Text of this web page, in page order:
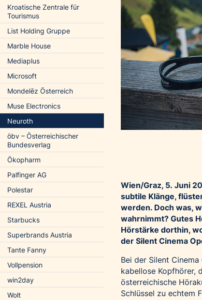
Kroatische Zentrale für
Tourismus
List Holding Gruppe
Marble House
Mediaplus
Microsoft
Mondelēz Österreich
Muse Electronics
Neuroth
öbv – Österreichischer
Bundesverlag
Ökopharm
Palfinger AG
Polestar
REXEL Austria
Starbucks
Superbrands Austria
Tante Fanny
Vollpension
win2day
Wolt
Wien/Graz, 5. Juni
subtile Klänge,
werden. Doch was,
wahrnimmt? Gutes
Hörstärke dorthin,
der Silent Cinema
Bei der Silent
kabellose Kopfhörer,
österreichische
Schlüssel zu echtem